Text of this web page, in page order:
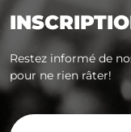
Restez informé de
pour ne rien râter!
E-